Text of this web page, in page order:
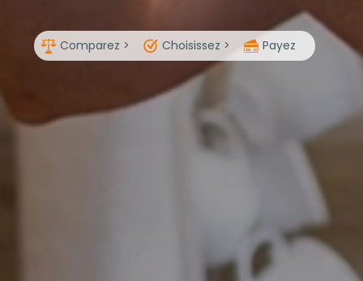
Comparez > Choisissez > Payez